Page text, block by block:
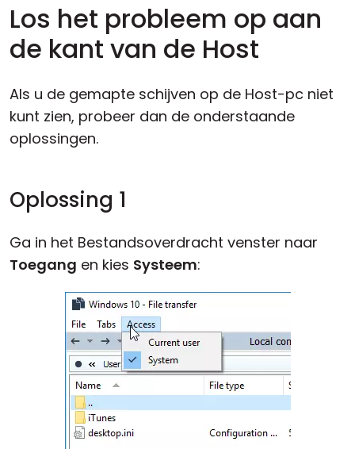
Los het probleem op aan
de kant van de Host
Als u de gemapte schijven op de Host-pc niet
kunt zien, probeer dan de onderstaande
oplossingen.
Oplossing 1
Ga in het Bestandsoverdracht venster naar
Toegang en kies Systeem: